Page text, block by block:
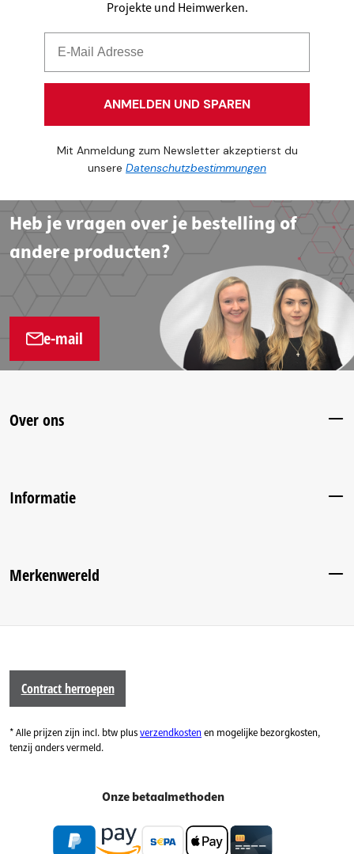
Projekte und Heimwerken.
ANMELDEN UND SPAREN
Mit Anmeldung zum Newsletter akzeptierst du
unsere Datenschutzbestimmungen
Heb je vragen over je bestelling of
andere producten?
e-mail
Over ons
Informatie
Merkenwereld
Contract herroepen
* Alle prijzen zijn incl. btw plusverzendkostenen mogelijke bezorgkosten,
tenzij anders vermeld.
Onze betaalmethoden